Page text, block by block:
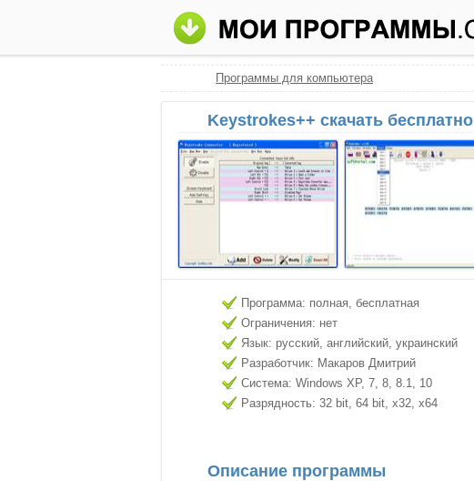
Программы для компьютера
Keystrokes++ скачать бесплатно
Программа: полная, бесплатная
Ограничения: нет
Язык: русский, английский, украинский
Разработчик: Макаров Дмитрий
Система: Windows XP, 7, 8, 8.1, 10
Разрядность: 32 bit, 64 bit, x32, x64
Описание программы